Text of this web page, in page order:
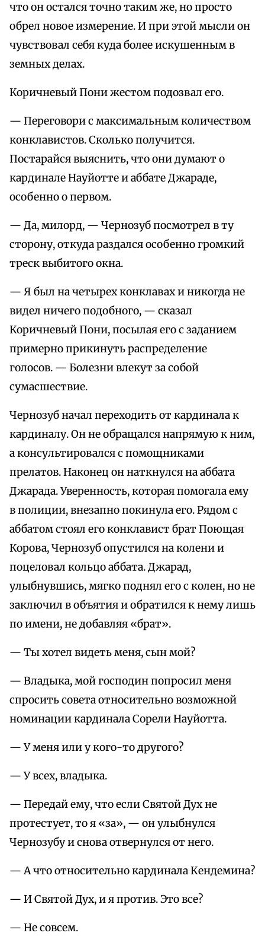
что он остался точно таким же, но просто
обрел новое измерение. И при этой мысли он
чувствовал себя куда более искушенным в
земных делах.
Коричневый Пони жестом подозвал его.
— Переговори с максимальным количеством
конклавистов. Сколько получится.
Постарайся выяснить, что они думают о
кардинале Науйотте и аббате Джараде,
особенно о первом.
— Да, милорд, — Чернозуб посмотрел в ту
сторону, откуда раздался особенно громкий
треск выбитого окна.
— Я был на четырех конклавах и никогда не
видел ничего подобного, — сказал
Коричневый Пони, посылая его с заданием
примерно прикинуть распределение
голосов. — Болезни влекут за собой
сумасшествие.
Чернозуб начал переходить от кардинала к
кардиналу. Он не обращался напрямую к ним,
а консультировался с помощниками
прелатов. Наконец он наткнулся на аббата
Джарада. Уверенность, которая помогала ему
в полиции, внезапно покинула его. Рядом с
аббатом стоял его конклавист брат Поющая
Корова, Чернозуб опустился на колени и
поцеловал кольцо аббата. Джарад,
улыбнувшись, мягко поднял его с колен, но не
заключил в объятия и обратился к нему лишь
по имени, не добавляя «брат».
— Ты хотел видеть меня, сын мой?
— Владыка, мой господин попросил меня
спросить совета относительно возможной
номинации кардинала Сорели Науйотта.
— У меня или у кого-то другого?
— У всех, владыка.
— Передай ему, что если Святой Дух не
протестует, то я «за», — он улыбнулся
Чернозубу и снова отвернулся от него.
— А что относительно кардинала Кендемина?
— И Святой Дух, и я против. Это все?
— Не совсем.